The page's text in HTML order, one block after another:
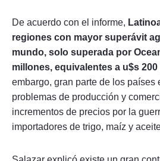
De acuerdo con el informe,
regiones con mayor superávit
mundo, solo superada por
millones, equivalentes a u$s
embargo, gran parte de los países
problemas de producción y
incrementos de precios por la
importadores de trigo, maíz y